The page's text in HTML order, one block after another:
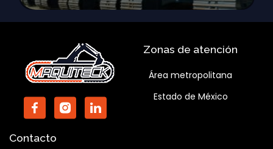
Zonas de atención
Área metropolitana
Estado de México
Contacto